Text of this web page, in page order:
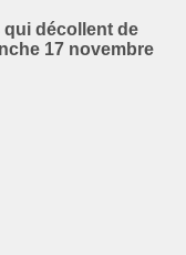
décollent de
17 novembre